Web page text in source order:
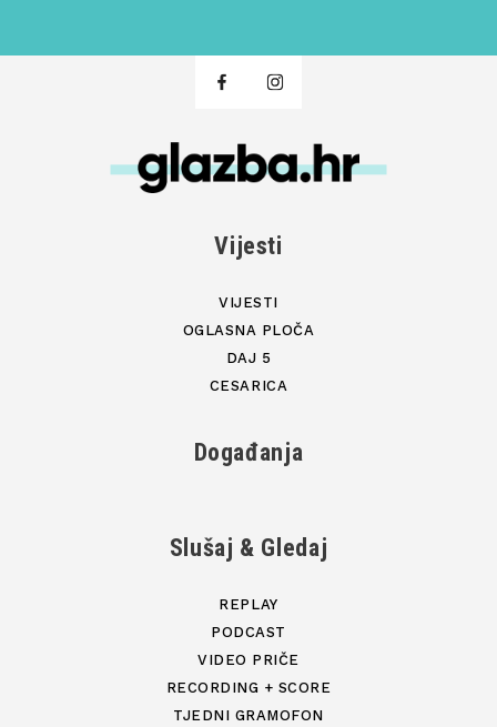
Vijesti
VIJESTI
OGLASNA PLOČA
DAJ 5
CESARICA
Događanja
Slušaj & Gledaj
REPLAY
PODCAST
VIDEO PRIČE
RECORDING + SCORE
TJEDNI GRAMOFON